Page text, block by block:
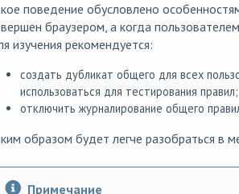
поведение обусловлено
браузером, а когда
изучения рекомендуется:
создать дубликат общего для всех
использоваться для тестирования правил;
отключить журналирование общего
образом будет легче разобраться в
Примечание